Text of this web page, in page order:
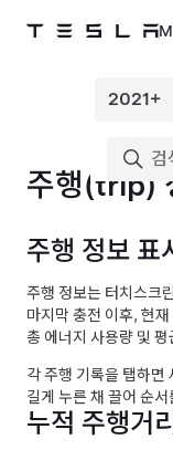
주행(trip)
주행 정보 표
주행 정보는 터치스크
마지막 충전 이후, 현
총 에너지 사용량 및
각 주행 기록을 탭하면
길게 누른 채 끌어 순
누적 주행거리